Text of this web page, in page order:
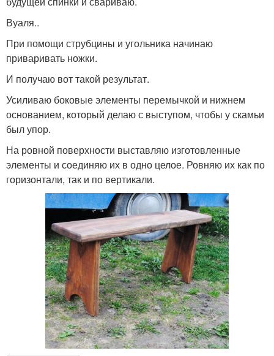
Вуаля..
При помощи струбцины и угольника начинаю
приваривать ножки.
И получаю вот такой результат.
Усиливаю боковые элементы перемычкой и нижнем
основанием, который делаю с выступом, чтобы у скамьи
был упор.
На ровной поверхности выставляю изготовленные
элементы и соединяю их в одно целое. Ровняю их как по
горизонтали, так и по вертикали.